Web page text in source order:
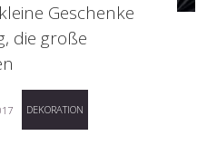
Geschenke
die große
DEKORATION